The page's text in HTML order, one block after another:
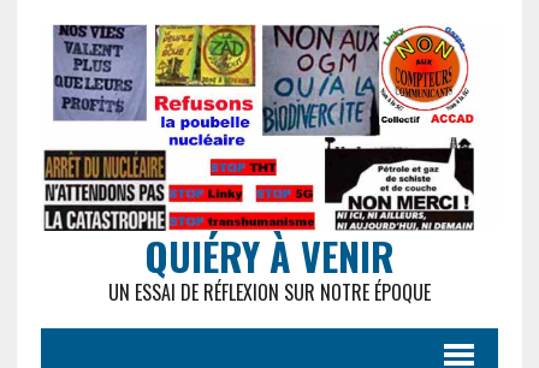
QUIÉRY À VENIR
UN ESSAI DE RÉFLEXION SUR NOTRE ÉPOQUE